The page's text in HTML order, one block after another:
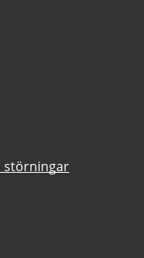
störningar